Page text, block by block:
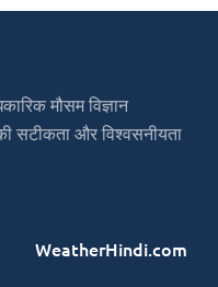
मौसम विज्ञान
सटीकता और विश्वसनीयता
WeatherHindi.com